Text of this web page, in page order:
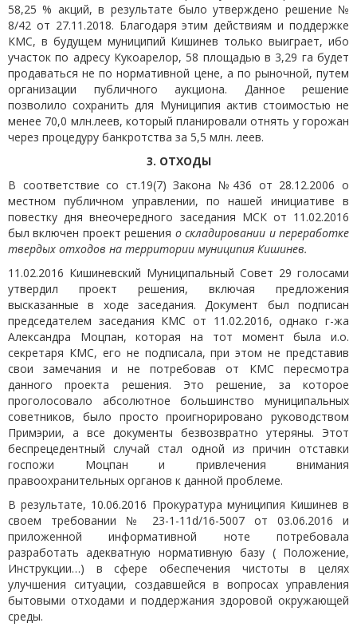
58,25 % акций, в результате было утверждено решение №
8/42 от 27.11.2018. Благодаря этим действиям и поддержке
КМС, в будущем муниципий Кишинев только выиграет, ибо
участок по адресу Кукоарелор, 58 площадью в 3,29 гa будет
продаваться не по нормативной цене, а по рыночной, путем
организации публичного аукциона. Данное решение
позволило сохранить для Муниципия актив стоимостью не
менее 70,0 млн.леев, который планировали отнять у горожан
через процедуру банкротства за 5,5 млн. леев.
3. ОТХОДЫ
В соответствие со ст.19(7) Закона №436 от 28.12.2006 о
местном публичном управлении, по нашей инициативе в
повестку дня внеочередного заседания МСК от 11.02.2016
был включен проект решения о складировании и переработке
твердых отходов на территории муниципия Кишинев.
11.02.2016 Кишиневский Муниципальный Совет 29 голосами
утвердил проект решения, включая предложения
высказанные в ходе заседания. Документ был подписан
председателем заседания КМС от 11.02.2016, однако г-жа
Александра Моцпан, которая на тот момент была и.о.
секретаря КМС, его не подписала, при этом не представив
свои замечания и не потребовав от КМС пересмотра
данного проекта решения. Это решение, за которое
проголосовало абсолютное большинство муниципальных
советников, было просто проигнорировано руководством
Примэрии, а все документы безвозвратно утеряны. Этот
беспрецедентный случай стал одной из причин отставки
госпожи Моцпан и привлечения внимания
правоохранительных органов к данной проблеме.
В результате, 10.06.2016 Прокуратура муниципия Кишинев в
своем требовании № 23-1-11d/16-5007 от 03.06.2016 и
приложенной информативной ноте потребовала
разработать адекватную нормативную базу ( Положение,
Инструкции…) в сфере обеспечения чистоты в целях
улучшения ситуации, создавшейся в вопросах управления
бытовыми отходами и поддержания здоровой окружающей
среды.